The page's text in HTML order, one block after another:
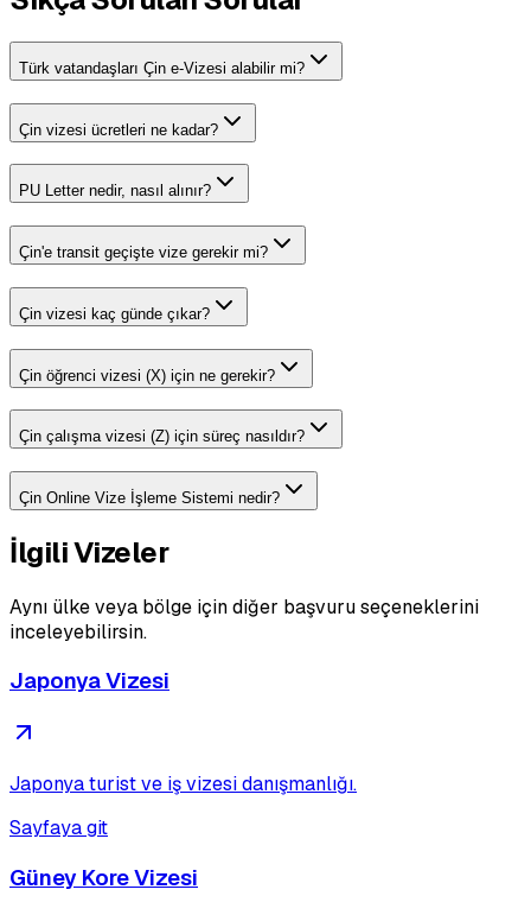
Türk vatandaşları Çin e-Vizesi alabilir mi?
Çin vizesi ücretleri ne kadar?
PU Letter nedir, nasıl alınır?
Çin'e transit geçişte vize gerekir mi?
Çin vizesi kaç günde çıkar?
Çin öğrenci vizesi (X) için ne gerekir?
Çin çalışma vizesi (Z) için süreç nasıldır?
Çin Online Vize İşleme Sistemi nedir?
İlgili Vizeler
Aynı ülke veya bölge için diğer başvuru seçeneklerini
inceleyebilirsin.
Japonya Vizesi
Japonya turist ve iş vizesi danışmanlığı.
Sayfaya git
Güney Kore Vizesi